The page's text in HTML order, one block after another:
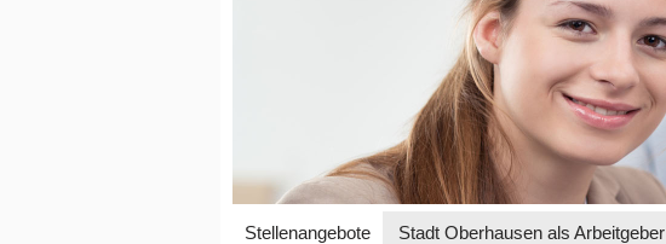
Stellenangebote Stadt Oberhausen als Arbeitgeber